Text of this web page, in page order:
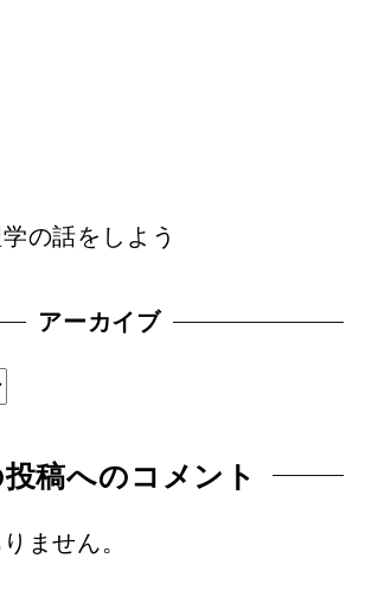
の話をしよう
アーカイブ
稿へのコメント
ません。